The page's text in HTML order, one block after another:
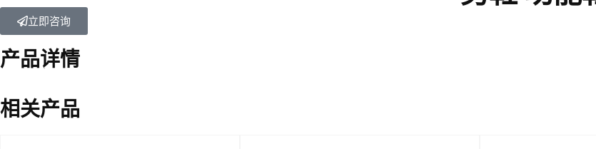
立即咨询
产品详情
相关产品